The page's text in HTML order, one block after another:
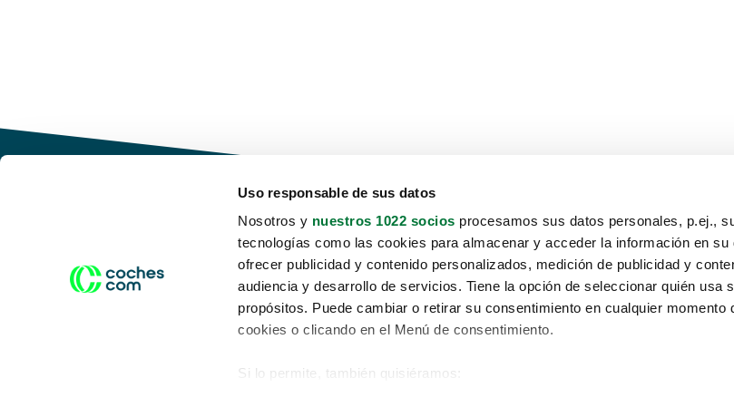
Uso responsable de sus datos
Nosotros y nuestros 1022 socios procesamos sus datos personales, p.ej.,
tecnologías como las cookies para almacenar y acceder la información en
ofrecer publicidad y contenido personalizados, medición de publicidad y
audiencia y desarrollo de servicios. Tiene la opción de seleccionar quién usa
propósitos. Puede cambiar o retirar su consentimiento en cualquier momento
cookies o clicando en el Menú de consentimiento.
Si lo permite, también quisiéramos:
Conduce tu futuro,
desata tu movilidad